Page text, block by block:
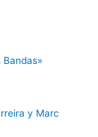
Bandas»
y Marc